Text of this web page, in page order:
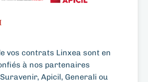
vos contrats Linxea sont en
à nos partenaires
Apicil, Generali ou